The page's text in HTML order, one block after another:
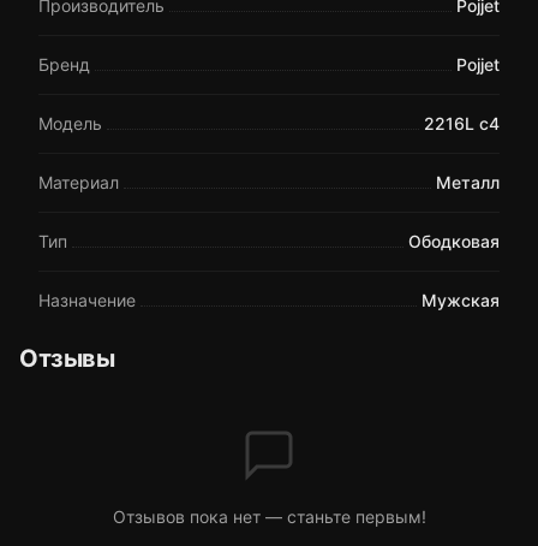
Производитель Pojjet
Бренд Pojjet
Модель 2216L c4
Материал Металл
Тип Ободковая
Назначение Мужская
Отзывы
Отзывов пока нет — станьте первым!